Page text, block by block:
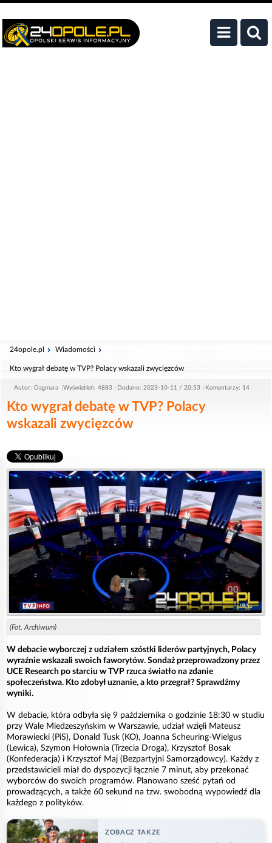
24opole.pl Wiadomości
Kto wygrał debatę w TVP? Polacy wskazali zwycięzców
Autor: Dagmara Wyświetleń: 4883 Dodano: 2023-10-11 / 20:53 Komentarzy: 14
Kto wygrał debatę w TVP? Polacy
wskazali zwycięzców
(Fot. Archiwum)
W debacie wyborczej z udziałem szóstki liderów partyjnych, Polacy
wyraźnie wskazali swoich faworytów. Sondaż przeprowadzony przez
UCE Research po starciu w TVP rzuca światło na zdanie
społeczeństwa. Kto zdobył uznanie, a kto przegrał? Sprawdźmy
wyniki.
W debacie, która odbyła się 9 października o godzinie 18:30 w studiu
przy Wale Miedzeszyńskim w Warszawie, udział wzięli Mateusz
Morawiecki (PiS), Donald Tusk (KO), Joanna Scheuring-Wielgus
(Lewica), Szymon Hołownia (Trzecia Droga), Krzysztof Bosak
(Konfederacja) i Krzysztof Maj (Bezpartyjni Samorządowcy). Każdy z
przedstawicieli miał do dyspozycji łącznie 7 minut, aby przekonać
wyborców do swoich programów. Planowano sześć pytań od
prowadzących, a także 60 sekund na tzw. swobodną wypowiedź dla
każdego z polityków.
ZOBACZ TAKZE